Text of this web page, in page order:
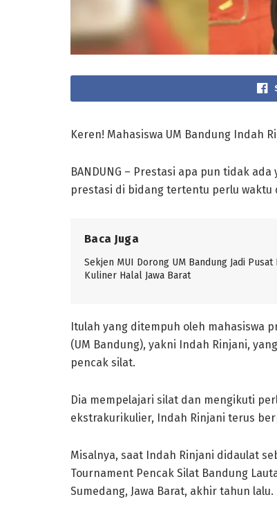
Keren! Mahasiswa UM Bandung Indah
BANDUNG – Prestasi apa pun tidak
prestasi di bidang tertentu perlu waktu
Baca Juga
Sekjen MUI Dorong UM Bandung Jadi Pusat
Kuliner Halal Jawa Barat
Itulah yang ditempuh oleh mahasiswa
(UM Bandung), yakni Indah Rinjani,
pencak silat.
Dia mempelajari silat dan mengikuti
ekstrakurikulier, Indah Rinjani terus
Misalnya, saat Indah Rinjani didaulat
Tournament Pencak Silat Bandung
Sumedang, Jawa Barat, akhir tahun lalu.